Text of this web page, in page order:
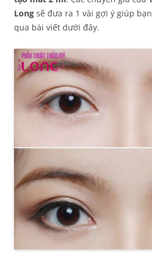
Long sẽ đưa ra 1 vài gợi ý giúp bạn
qua bài viết dưới đây.